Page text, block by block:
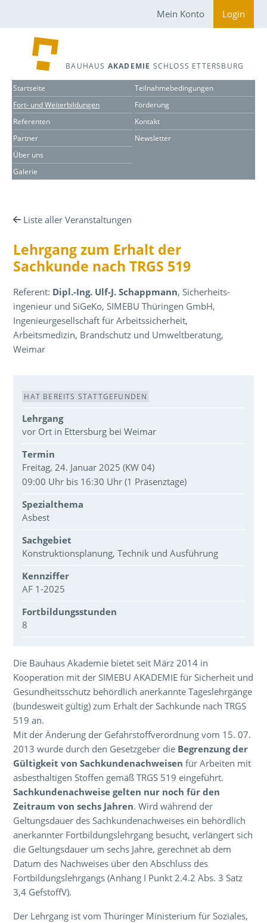
Mein Konto Login
BAUHAUS AKADEMIE SCHLOSS ETTERSBURG
Startseite
Fort- und Weiterbildungen
Referenten
Partner
Über uns
Galerie
Teilnahmebedingungen
Förderung
Kontakt
Newsletter
Liste aller Veranstaltungen
Lehrgang zum Erhalt der
Sachkunde nach TRGS 519
Referent: Dipl.-Ing. Ulf-J. Schappmann, Sicherheits­
ingenieur und SiGeKo, SIMEBU Thüringen GmbH,
Ingenieurgesellschaft für Arbeitssicherheit,
Arbeitsmedizin, Brandschutz und Umweltberatung,
Weimar
Veranstaltungsdaten
HAT BEREITS STATTGEFUNDEN
Lehrgang
vor Ort in Ettersburg bei Weimar
Termin
Freitag, 24. Januar 2025 (KW 04)
09:00 Uhr bis 16:30 Uhr (1 Präsenztage)
Spezialthema
Asbest
Sachgebiet
Konstruktionsplanung, Technik und Ausführung
Kennziffer
AF 1-2025
Fortbildungsstunden
8
Über den Inhalt der Veranstaltung
Die Bauhaus Akademie bietet seit März 2014 in
Kooperation mit der SIMEBU AKADEMIE für Sicherheit und
Gesundheitsschutz behördlich anerkannte Tageslehrgänge
(bundesweit gültig) zum Erhalt der Sachkunde nach TRGS
519 an.
Mit der Änderung der Gefahrstoffverordnung vom 15. 07.
2013 wurde durch den Gesetzgeber die Begrenzung der
Gültigkeit von Sachkundenachweisen für Arbeiten mit
asbesthaltigen Stoffen gemäß TRGS 519 eingeführt.
Sachkundenachweise gelten nur noch für den
Zeitraum von sechs Jahren. Wird während der
Geltungsdauer des Sachkundenachweises ein behördlich
anerkannter Fortbildungslehrgang besucht, verlängert sich
die Geltungsdauer um sechs Jahre, gerechnet ab dem
Datum des Nachweises über den Abschluss des
Fortbildungslehrgangs (Anhang I Punkt 2.4.2 Abs. 3 Satz
3,4 GefstoffV).
Der Lehrgang ist vom Thüringer Ministerium für Soziales,